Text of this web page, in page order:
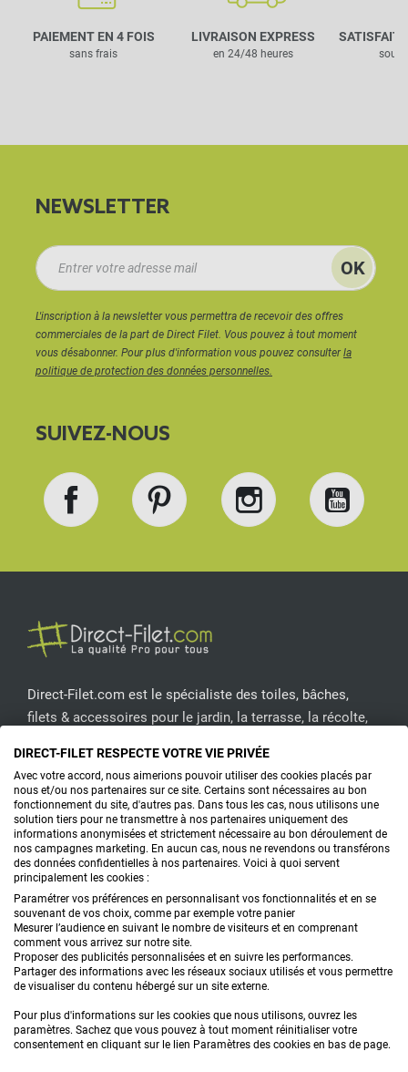
PAIEMENT EN 4 FOIS
sans frais
LIVRAISON EXPRESS
en 24/48 heures
SATISFAIT
sous
NEWSLETTER
L'inscription à la newsletter vous permettra de recevoir des offres
commerciales de la part de Direct Filet. Vous pouvez à tout moment
vous désabonner. Pour plus d'information vous pouvez consulterla
politique de protection des données personnelles.
SUIVEZ-NOUS
Direct-Filet.com est le spécialiste des toiles, bâches,
filets & accessoires pour le jardin, la terrasse, la récolte,
CONTACTEZ-NOUS
PRODUITS
CONSEILS
FAQ
DEMANDE DE DEVIS
DIRECT-FILET RESPECTE VOTRE VIE PRIVÉE
Avec votre accord, nous aimerions pouvoir utiliser des cookies placés par
nous et/ou nos partenaires sur ce site. Certains sont nécessaires au bon
fonctionnement du site, d'autres pas. Dans tous les cas, nous utilisons une
solution tiers pour ne transmettre à nos partenaires uniquement des
informations anonymisées et strictement nécessaire au bon déroulement de
nos campagnes marketing. En aucun cas, nous ne revendons ou transférons
des données confidentielles à nos partenaires. Voici à quoi servent
principalement les cookies :
Paramétrer vos préférences en personnalisant vos fonctionnalités et en se
souvenant de vos choix, comme par exemple votre panier
Mesurer l’audience en suivant le nombre de visiteurs et en comprenant
comment vous arrivez sur notre site.
Proposer des publicités personnalisées et en suivre les performances.
Partager des informations avec les réseaux sociaux utilisés et vous permettre
de visualiser du contenu hébergé sur un site externe.
Pour plus d'informations sur les cookies que nous utilisons, ouvrez les
paramètres. Sachez que vous pouvez à tout moment réinitialiser votre
consentement en cliquant sur le lien Paramètres des cookies en bas de page.